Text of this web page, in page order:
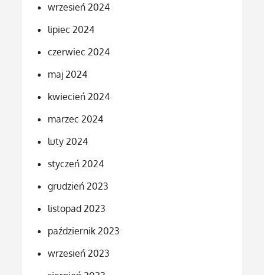
wrzesień 2024
lipiec 2024
czerwiec 2024
maj 2024
kwiecień 2024
marzec 2024
luty 2024
styczeń 2024
grudzień 2023
listopad 2023
październik 2023
wrzesień 2023